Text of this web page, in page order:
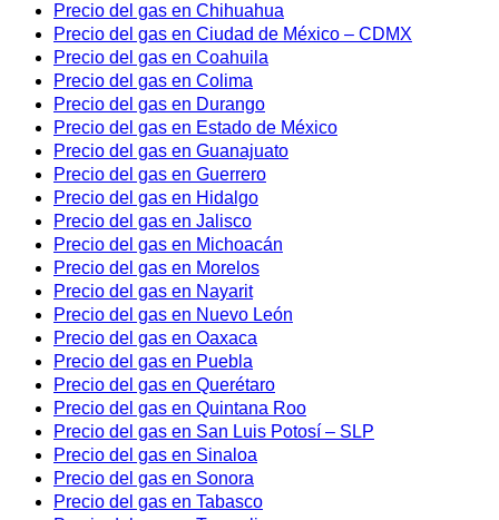
Precio del gas en Chihuahua
Precio del gas en Ciudad de México – CDMX
Precio del gas en Coahuila
Precio del gas en Colima
Precio del gas en Durango
Precio del gas en Estado de México
Precio del gas en Guanajuato
Precio del gas en Guerrero
Precio del gas en Hidalgo
Precio del gas en Jalisco
Precio del gas en Michoacán
Precio del gas en Morelos
Precio del gas en Nayarit
Precio del gas en Nuevo León
Precio del gas en Oaxaca
Precio del gas en Puebla
Precio del gas en Querétaro
Precio del gas en Quintana Roo
Precio del gas en San Luis Potosí – SLP
Precio del gas en Sinaloa
Precio del gas en Sonora
Precio del gas en Tabasco